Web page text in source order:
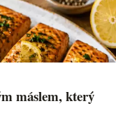
máslem, který